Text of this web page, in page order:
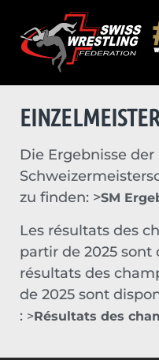
Die Ergebnisse der
zu finden: >SM
Les résultats des
partir de 2025 sont
résultats des
de 2025 sont
: >Résultats des